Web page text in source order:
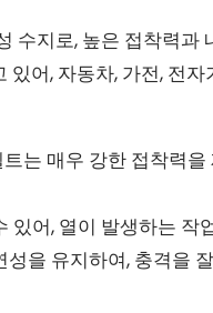
수지로, 높은 접착력
있어, 자동차, 가전, 전
는 매우 강한 접착력
있어, 열이 발생하는
성을 유지하여, 충격을